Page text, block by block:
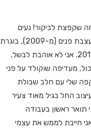
שקפצת לביקור! נעים
להכיר, אני קרן בר, מעצבת פנים (מ-2009), בוגרת
שנקר ובלוגרית (מ-)2011. אני לא אוהבת לבשל,
מעדיפה שוקולד על פני
שלי עם חלב שבולת
החל בגיל מאוד צעיר
תואר ראשון בעבודה
חייבת לממש את עצמי